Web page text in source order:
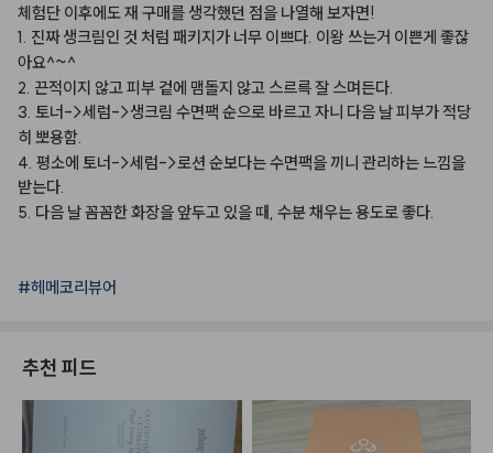
체험단 이후에도재 구매를 생각했던 점을 나열해 보자면!
1. 진짜 생크림인 것 처럼 패키지가 너무 이쁘다. 이왕 쓰는거 이쁜게 좋잖
아요^~^
2. 끈적이지 않고피부 겉에 맴돌지 않고 스르륵잘 스며든다.
3. 토너->세럼->생크림 수면팩 순으로 바르고자니 다음 날피부가적당
히 뽀용함.
4. 평소에 토너->세럼->로션 순보다는수면팩을끼니 관리하는 느낌을
받는다.
5. 다음 날꼼꼼한화장을앞두고 있을 때, 수분채우는용도로좋다.
#헤메코리뷰어
추천 피드